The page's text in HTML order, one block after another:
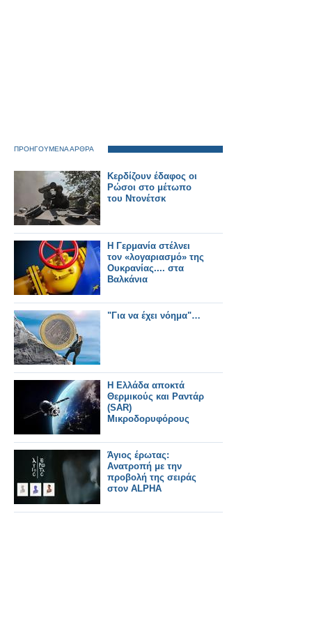
ΠΡΟΗΓΟΥΜΕΝΑ ΑΡΘΡΑ
Κερδίζουν έδαφος οι
Ρώσοι στο μέτωπο
του Ντονέτσκ
H Γερμανία στέλνει
τον «λογαριασμό» της
Ουκρανίας.... στα
Βαλκάνια
"Για να έχει νόημα"…
Η Ελλάδα αποκτά
Θερμικούς και Ραντάρ
(SAR)
Μικροδορυφόρους
Άγιος έρωτας:
Ανατροπή με την
προβολή της σειράς
στον ALPHA